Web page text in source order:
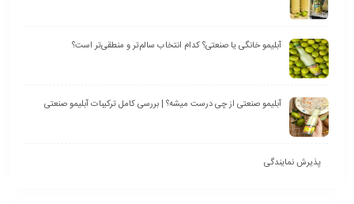
آبلیمو خانگی یا صنعتی؟ کدام انتخاب سالم‌تر و منطقی‌تر است؟
آبلیمو صنعتی از چی درست میشه؟ | بررسی کامل ترکیبات آبلیمو صنعتی
پذیرش نمایندگی